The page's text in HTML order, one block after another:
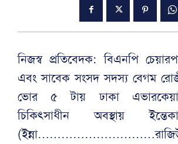
নিজস্ব প্রতিবেদক: বিএনপি
এবং সাবেক সংসদ সদস্য বেগম
ভোর ৫ টায় ঢাকা
চিকিৎসাধীন অবস্থায়